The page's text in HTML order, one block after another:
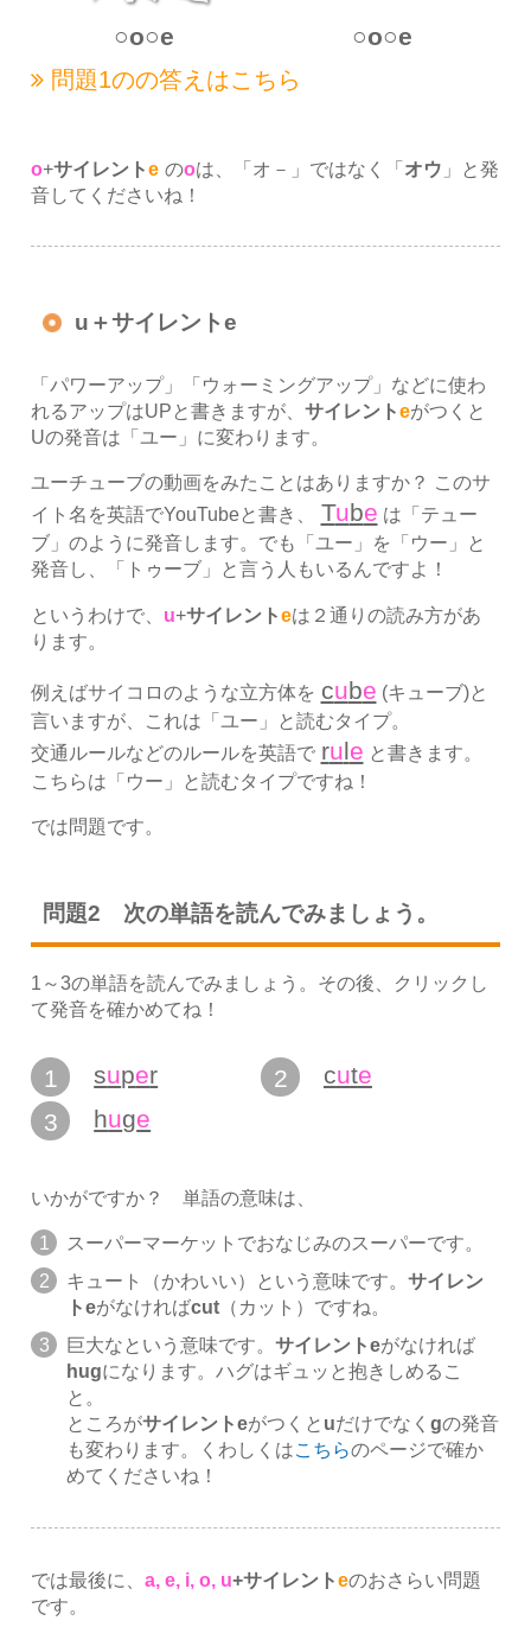
○o○e ○o○e
問題1のの答えはこちら
o+サイレントe のoは、「オ－」ではなく「オウ 」と発
音してくださいね！
u＋サイレントe
「パワーアップ」「ウォーミングアップ」などに使わ
れるアップはUPと書きますが、サイレントeがつくと
Uの発音は「ユー」に変わります。
ユーチューブの動画をみたことはありますか？ このサ
イト名を英語でYouTubeと書き、
Tube は「テュー
ブ」のように発音します。でも「ユー」を「ウー」と
発音し、「トゥーブ」と言う人もいるんですよ！
というわけで、 u+サイレントeは２通りの読み方があ
ります。
例えばサイコロのような立方体を cube (キューブ)と
言いますが、これは「ユー」と読むタイプ。
交通ルールなどのルールを英語で rule と書きます。
こちらは「ウー」と読むタイプですね！
では問題です。
問題2 次の単語を読んでみましょう。
1～3の単語を読んでみましょう。その後、クリックし
て発音を確かめてね！
1 super 2 cute
3
huge
いかがですか？ 単語の意味は、
スーパーマーケットでおなじみのスーパーです。
キュート（かわいい）という意味です。サイレン
トeがなければcut （カット）ですね。
巨大なという意味です。サイレントeがなければ
hugになります。ハグはギュッと抱きしめるこ
と。
ところがサイレントeがつくと uだけでなくgの発音
も変わります。くわしくはこちらのページで確か
めてくださいね！
では最後に、a, e, i, o, u+サイレントeのおさらい問題
です。